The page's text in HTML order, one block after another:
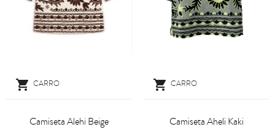
 CARRO
Camiseta Alehi Beige
 CARRO
Camiseta Aheli Kaki